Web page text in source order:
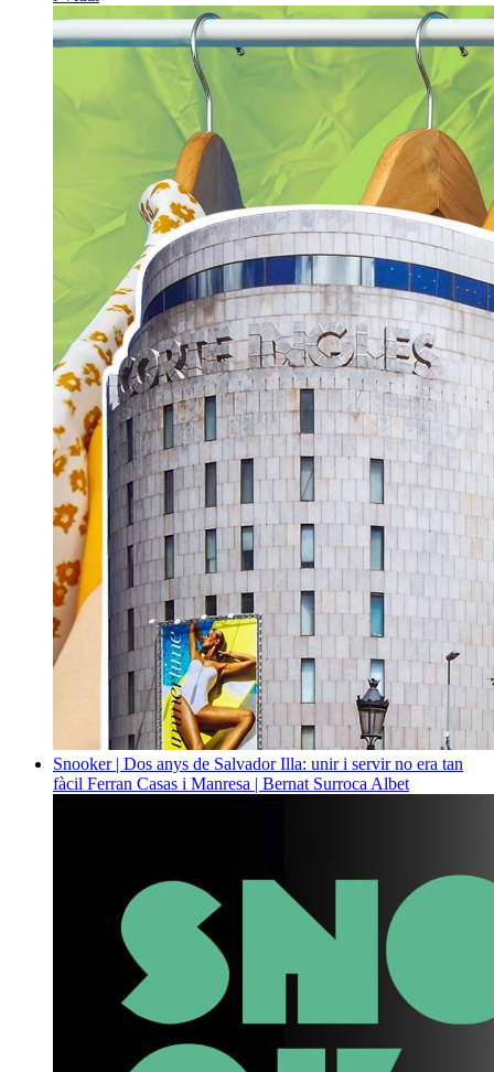
Snooker | Dos anys de Salvador Illa: unir i servir no era tan
fàcil Ferran Casas i Manresa | Bernat Surroca Albet